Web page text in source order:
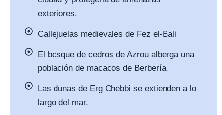
exteriores.
Callejuelas medievales de Fez el-Bali
El bosque de cedros de Azrou alberga una
población de macacos de Berbería.
Las dunas de Erg Chebbi se extienden a lo
largo del mar.